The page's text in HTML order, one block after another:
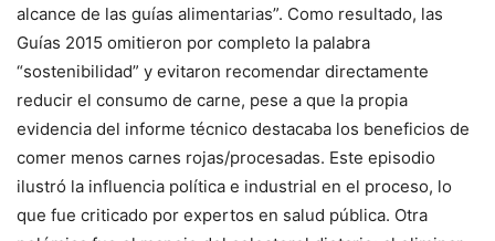
alcance de las guías alimentarias”. Como resultado, las
Guías 2015 omitieron por completo la palabra
“sostenibilidad” y evitaron recomendar directamente
reducir el consumo de carne, pese a que la propia
evidencia del informe técnico destacaba los beneficios de
comer menos carnes rojas/procesadas. Este episodio
ilustró la influencia política e industrial en el proceso, lo
que fue criticado por expertos en salud pública. Otra